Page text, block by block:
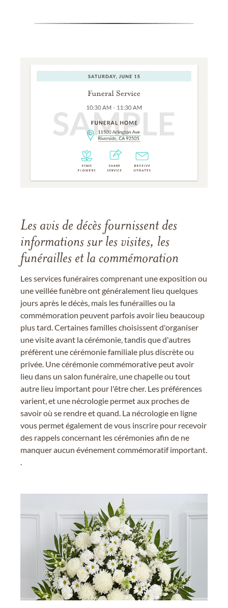
Les avis de décès fournissent des
informations sur les visites, les
funérailles et la commémoration
Les services funéraires comprenant une exposition ou
une veillée funèbre ont généralement lieu quelques
jours après le décès, mais les funérailles ou la
commémoration peuvent parfois avoir lieu beaucoup
plus tard. Certaines familles choisissent d'organiser
une visite avant la cérémonie, tandis que d'autres
préfèrent une cérémonie familiale plus discrète ou
privée. Une cérémonie commémorative peut avoir
lieu dans un salon funéraire, une chapelle ou tout
autre lieu important pour l'être cher. Les préférences
varient, et une nécrologie permet aux proches de
savoir où se rendre et quand. La nécrologie en ligne
vous permet également de vous inscrire pour recevoir
des rappels concernant les cérémonies afin de ne
manquer aucun événement commémoratif important.